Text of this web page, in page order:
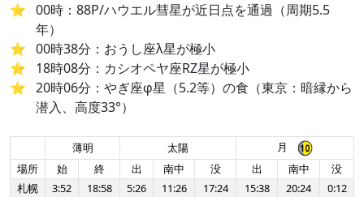
00時：88P/ハウエル彗星が近日点を通過（周期5.5
年）
00時38分：おうし座λ星が極小
18時08分：カシオペヤ座RZ星が極小
20時06分：やぎ座φ星（5.2等）の食（東京：暗縁から
潜入、高度33°）
薄明 太陽
月
場所
始 終 出 南中 没 出 南中
没
札幌
3:52 18:58 5:26 11:26 17:24 15:38 20:24
0:12